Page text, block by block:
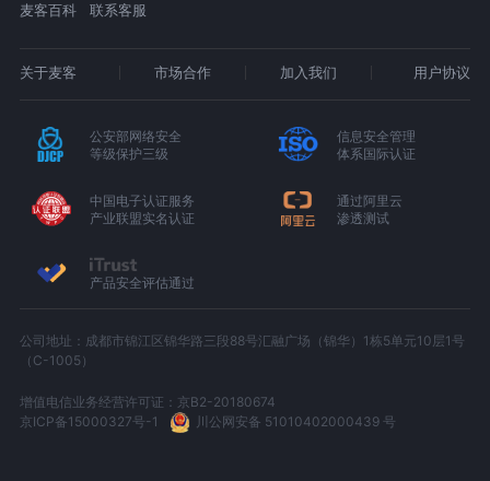
麦客百科
联系客服
关于麦客 市场合作 加入我们 用户协议
公安部网络安全
等级保护三级
信息安全管理
体系国际认证
中国电子认证服务
产业联盟实名认证
通过阿里云
渗透测试
产品安全评估通过
公司地址：成都市锦江区锦华路三段88号汇融广场（锦华）1栋5单元10层1号
（C-1005）
增值电信业务经营许可证：京B2-20180674
京ICP备15000327号-1
川公网安备 51010402000439 号